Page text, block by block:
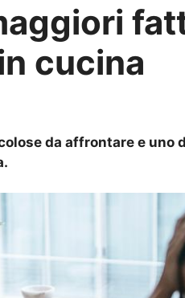
cucina
da affrontare e uno